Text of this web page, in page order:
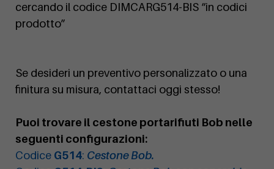
cercando il codice DIMCARG514-BIS “in codici
prodotto”
Se desideri un preventivo personalizzato o una
finitura su misura, contattaci oggi stesso!
Puoi trovare il cestone portarifiuti Bob nelle
seguenti configurazioni:
Codice G514: Cestone Bob.